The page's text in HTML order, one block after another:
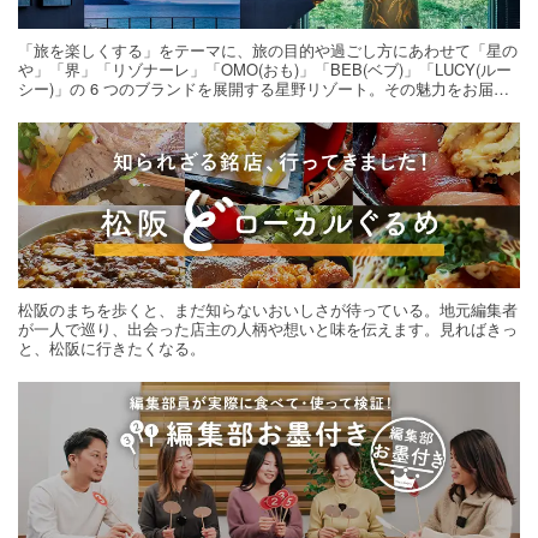
「旅を楽しくする」をテーマに、旅の目的や過ごし方にあわせて「星の
や」「界」「リゾナーレ」「OMO(おも)」「BEB(ベブ)」「LUCY(ルー
シー)」の 6 つのブランドを展開する星野リゾート。その魅力をお届け
松阪のまちを歩くと、まだ知らないおいしさが待っている。地元編集者
が一人で巡り、出会った店主の人柄や想いと味を伝えます。見ればきっ
と、松阪に行きたくなる。